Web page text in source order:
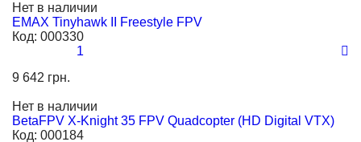
Нет в наличии
EMAX Tinyhawk II Freestyle FPV
Код: 000330
1
9 642 грн.
Нет в наличии
BetaFPV X-Knight 35 FPV Quadcopter (HD Digital VTX)
Код: 000184